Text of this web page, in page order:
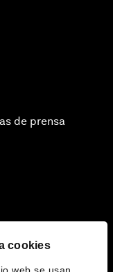
cookies
de prensa